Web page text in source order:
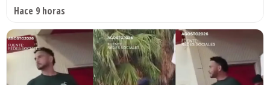
Hace 9 horas